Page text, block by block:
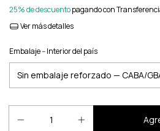
25% de descuentopagando con
Ver más detalles
Embalaje -- Interior del país